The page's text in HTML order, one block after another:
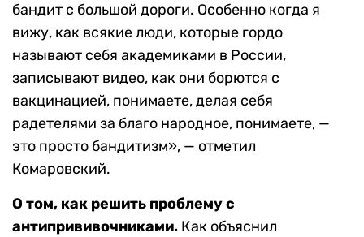
бандит с большой дороги. Особенно когда я
вижу, как всякие люди, которые гордо
называют себя академиками в России,
записывают видео, как они борются с
вакцинацией, понимаете, делая себя
радетелями за благо народное, понимаете, —
это просто бандитизм», — отметил
Комаровский.
О том, как решить проблему с
антипрививочниками. Как объяснил